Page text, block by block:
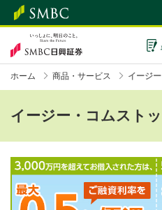
ホーム 商品・サービス イージ
イージー・コムスト